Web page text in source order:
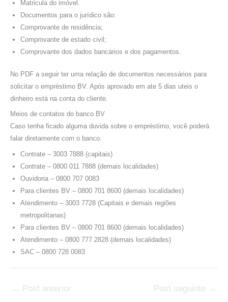
Matricula do imóvel.
Documentos para o jurídico são:
Comprovante de residência;
Comprovante de estado civil;
Comprovante dos dados bancários e dos pagamentos.
No PDF a seguir ter uma relação de documentos necessários para
solicitar o empréstimo BV. Após aprovado em ate 5 dias uteis o
dinheiro está na conta do cliente.
Meios de contatos do banco BV
Caso tenha ficado alguma duvida sobre o empréstimo, você poderá
falar diretamente com o banco.
Contrate – 3003 7888 (capitais)
Contrate – 0800 011 7888 (demais localidades)
Ouvidoria – 0800 707 0083
Para clientes BV – 0800 701 8600 (demais localidades)
Atendimento – 3003 7728 (Capitais e demais regiões
metropolitanas)
Para clientes BV – 0800 701 8600 (demais localidades)
Atendimento – 0800 777 2828 (demais localidades)
SAC – 0800 728 0083
← Post anterior Post seguinte →